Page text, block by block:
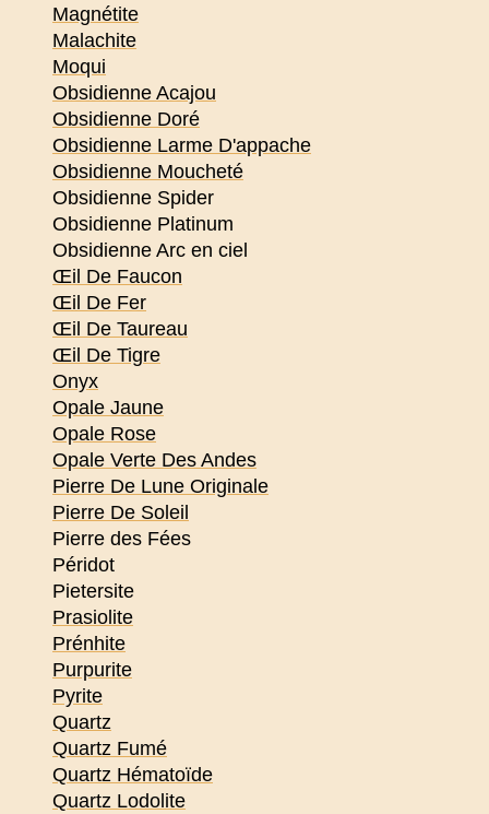
Magnétite
Malachite
Moqui
Obsidienne Acajou
Obsidienne Doré
Obsidienne Larme D'appache
Obsidienne Moucheté
Obsidienne Spider
Obsidienne Platinum
Obsidienne Arc en ciel
Œil De Faucon
Œil De Fer
Œil De Taureau
Œil De Tigre
Onyx
Opale Jaune
Opale Rose
Opale Verte Des Andes
Pierre De Lune Originale
Pierre De Soleil
Pierre des Fées
Péridot
Pietersite
Prasiolite
Prénhite
Purpurite
Pyrite
Quartz
Quartz Fumé
Quartz Hématoïde
Quartz Lodolite